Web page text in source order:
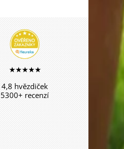
★★★★★
4,8 hvězdiček
5300+ recenzí